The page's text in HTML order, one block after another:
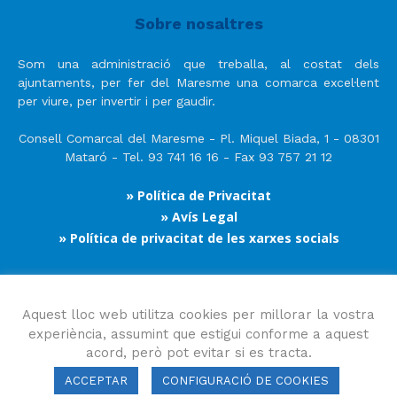
Sobre nosaltres
Som una administració que treballa, al costat dels
ajuntaments, per fer del Maresme una comarca excel·lent
per viure, per invertir i per gaudir.
Consell Comarcal del Maresme - Pl. Miquel Biada, 1 - 08301
Mataró - Tel. 93 741 16 16 - Fax 93 757 21 12
» Política de Privacitat
» Avís Legal
» Política de privacitat de les xarxes socials
Segueix-nos
Aquest lloc web utilitza cookies per millorar la vostra
experiència, assumint que estigui conforme a aquest
acord, però pot evitar si es tracta.
ACCEPTAR CONFIGURACIÓ DE COOKIES